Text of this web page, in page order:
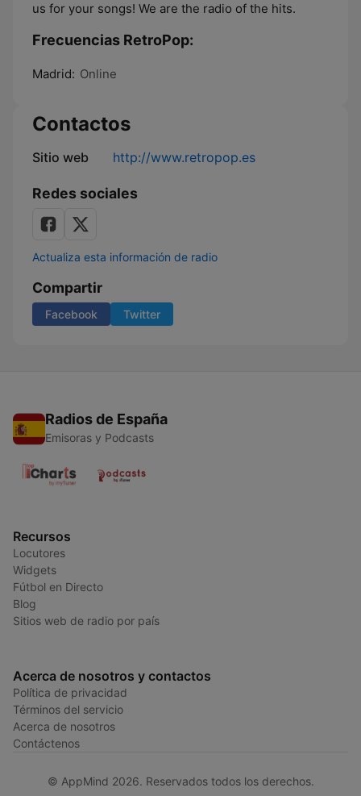
us for your songs! We are the radio of the hits.
Frecuencias RetroPop:
Madrid: Online
Contactos
Sitio web http://www.retropop.es
Redes sociales
Actualiza esta información de radio
Compartir
Facebook Twitter
Radios de España
Emisoras y Podcasts
Recursos
Locutores
Widgets
Fútbol en Directo
Blog
Sitios web de radio por país
Acerca de nosotros y contactos
Política de privacidad
Términos del servicio
Acerca de nosotros
Contáctenos
© AppMind 2026. Reservados todos los derechos.